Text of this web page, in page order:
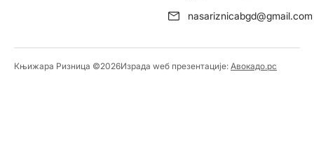
nasariznicabgd@gmail.com
Књижара Ризница ©️2026Израда wеб презентације: Авокадо.рс